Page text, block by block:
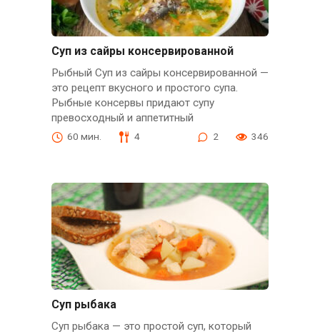
Суп из сайры консервированной
Рыбный Суп из сайры консервированной —
это рецепт вкусного и простого супа.
Рыбные консервы придают супу
превосходный и аппетитный
60 мин. 4 2 346
Суп рыбака
Суп рыбака — это простой суп, который